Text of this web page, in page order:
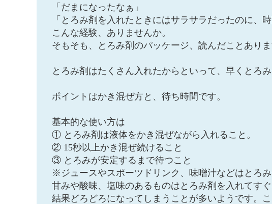
「だまになったなぁ」
「とろみ剤を入れたときにはサラサラだったのに、
こんな経験、ありませんか。
そもそも、とろみ剤のパッケージ、読んだことありま
とろみ剤はたくさん入れたからといって、早くとろ
ポイントはかき混ぜ方と、待ち時間です。
基本的な使い方は
① とろみ剤は液体をかき混ぜながら入れること。
② 15秒以上かき混ぜ続けること
③ とろみが安定するまで待つこと
※ジュースやスポーツドリンク、味噌汁などはとろ
甘みや酸味、塩味のあるものはとろみ剤を入れてす
結果どろどろになってしまうことが多いようです。